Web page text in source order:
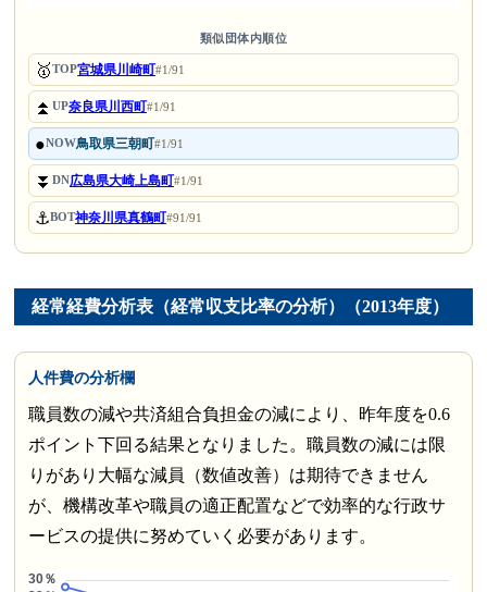
類似団体内順位
🥇TOP宮城県川崎町#1/91
⏫UP奈良県川西町#1/91
●NOW鳥取県三朝町#1/91
⏬DN広島県大崎上島町#1/91
⚓BOT神奈川県真鶴町#91/91
経常経費分析表（経常収支比率の分析）（2013年度）
人件費の分析欄
職員数の減や共済組合負担金の減により、昨年度を0.6
ポイント下回る結果となりました。職員数の減には限
りがあり大幅な減員（数値改善）は期待できません
が、機構改革や職員の適正配置などで効率的な行政サ
ービスの提供に努めていく必要があります。